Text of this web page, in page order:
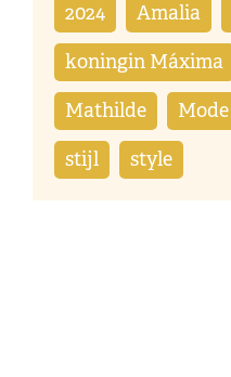
2024 Amalia
koningin Máxima
Mathilde Mode
stijl style